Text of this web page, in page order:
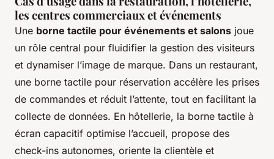
les centres commerciaux et événements
Une borne tactile pour événements et salons joue
un rôle central pour fluidifier la gestion des visiteurs
et dynamiser l’image de marque. Dans un restaurant,
une borne tactile pour réservation accélère les prises
de commandes et réduit l’attente, tout en facilitant la
collecte de données. En hôtellerie, la borne tactile à
écran capacitif optimise l’accueil, propose des
check-ins autonomes, oriente la clientèle et